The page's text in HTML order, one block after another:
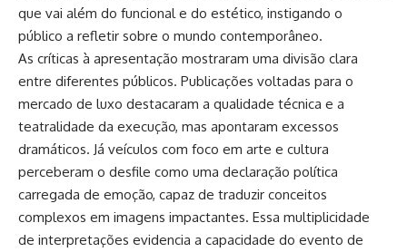
que vai além do funcional e do estético, instigando o
público a refletir sobre o mundo contemporâneo.
As críticas à apresentação mostraram uma divisão clara
entre diferentes públicos. Publicações voltadas para o
mercado de luxo destacaram a qualidade técnica e a
teatralidade da execução, mas apontaram excessos
dramáticos. Já veículos com foco em arte e cultura
perceberam o desfile como uma declaração política
carregada de emoção, capaz de traduzir conceitos
complexos em imagens impactantes. Essa multiplicidade
de interpretações evidencia a capacidade do evento de